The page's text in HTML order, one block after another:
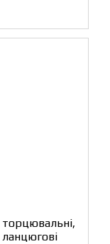
торцювальні,